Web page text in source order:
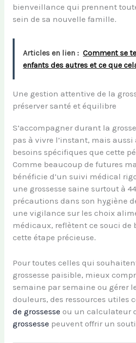
bienveillance qui prennent
sein de sa nouvelle famille.
Articles en lien : Comment se
enfants des autres et ce que
Une gestion attentive de la
préserver santé et équilibre
S’accompagner durant la
pas à vivre l’instant, mais aussi
besoins spécifiques que cette
Comme beaucoup de futures
bénéficie d’un suivi médical
une grossesse saine surtout à
précautions dans son hygiène
une vigilance sur les choix
médicaux, reflètent ce souci
cette étape précieuse.
Pour toutes celles qui
grossesse paisible, mieux
semaine par semaine ou gérer
douleurs, des ressources utiles
de grossesse ou un calculateur
grossesse peuvent offrir un